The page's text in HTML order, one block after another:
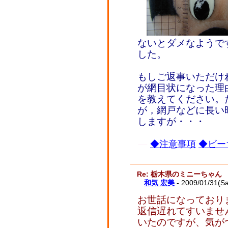
ないとダメなよう
した。
もしご返事いただ
が網目状になった
を教えてください
が，網戸などに長
しますが・・・
◆注意事項 ◆ビー
Re: 栃木県のミニーちゃん
和気 宏美 - 2009/01/
お世話になっており
返信遅れてすいま
いたのですが、気